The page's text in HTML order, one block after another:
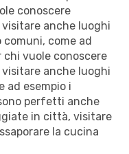
conoscere
anche luoghi
come ad
chi vuole conoscere
anche luoghi
ad esempio i
perfetti anche
in città, visitare
la cucina